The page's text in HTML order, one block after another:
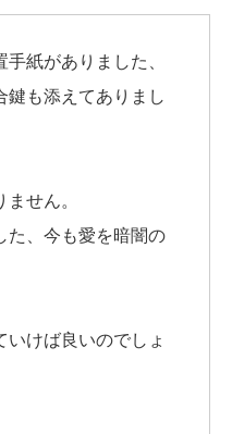
紙がありました、
鍵も添えてありまし
せん。
た、今も愛を暗闇の
いけば良いのでしょ